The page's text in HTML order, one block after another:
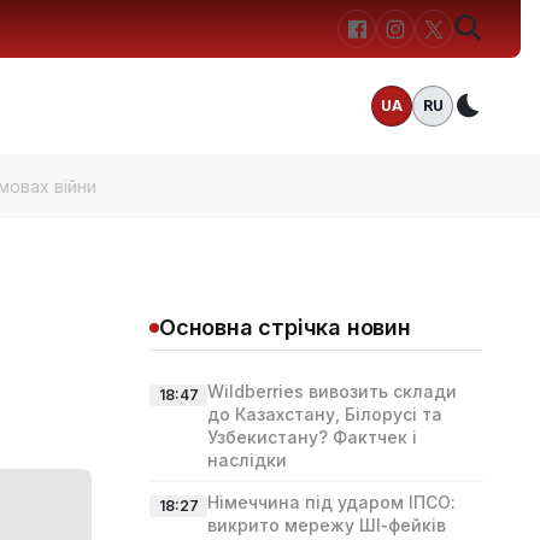
UA RU
війни
Основна стрічка новин
18:47 Wildberries вивозить склади
до Казахстану, Білорусі та
Узбекистану? Фактчек і
наслідки
18:27 Німеччина під ударом ІПСО:
викрито мережу ШІ‑фейків